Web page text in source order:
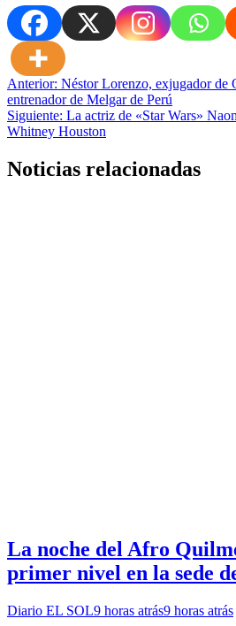
Navegación
de
entradas
Anterior: Néstor Lorenzo, exjugador de
entrenador de Melgar de Perú
Siguiente: La actriz de «Star Wars»
Whitney Houston
Noticias relacionadas
La noche del Afro
primer nivel en la sede
Diario EL SOL9 horas atrás9 horas atrás